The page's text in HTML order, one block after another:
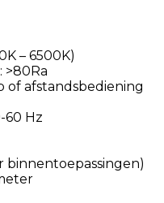
– 6500K)
>80Ra
of afstandsbediening
60 Hz
binnentoepassingen)